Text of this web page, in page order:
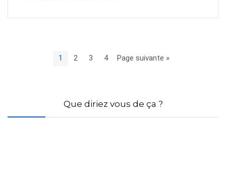
1 2 3 4 Page suivante »
Que diriez vous de ça ?